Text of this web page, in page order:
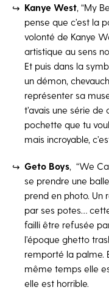
Kanye West , “My
pense que c’est la
volonté de Kanye
artistique au sens
Et puis dans la
un démon,
représenter sa
t’avais une série
pochette que tu
mais incroyable,
Geto Boys , “We
se prendre une
prend en photo. Un
par ses potes…
failli être refusée
l’époque ghetto
remporté la palme.
même temps elle
elle est horrible.